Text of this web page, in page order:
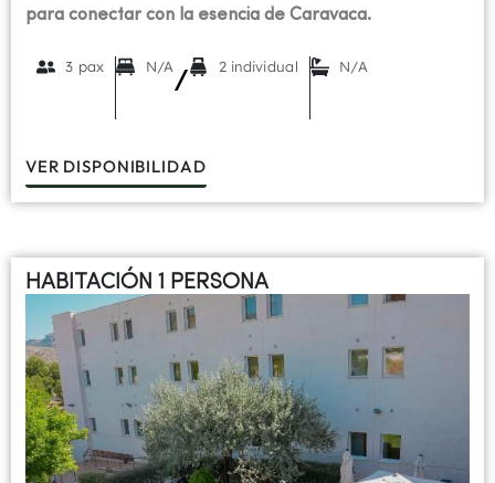
para conectar con la esencia de Caravaca.
3 pax N/A
/
2 individual N/A
VER DISPONIBILIDAD
HABITACIÓN 1 PERSONA